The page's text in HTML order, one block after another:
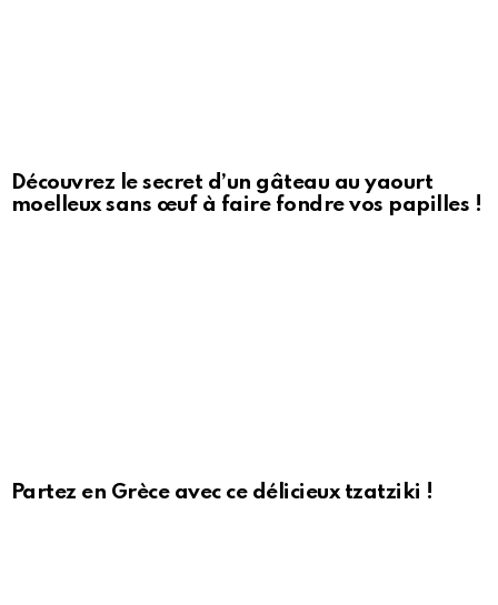
Découvrez le secret d’un gâteau au yaourt
moelleux sans œuf à faire fondre vos papilles !
Partez en Grèce avec ce délicieux tzatziki !